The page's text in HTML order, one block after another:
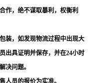
作，绝不谋取暴利，权衡利
装，如发现物流过程中出现大
出具证明并保存，并在24小时
决问题。